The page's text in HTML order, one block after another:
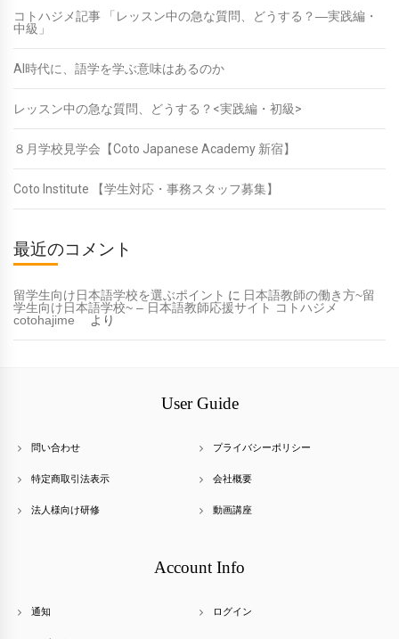
コトハジメ記事 「レッスン中の急な質問、どうする？―実践編・
中級」
AI時代に、語学を学ぶ意味はあるのか
レッスン中の急な質問、どうする？<実践編・初級>
８月学校見学会【Coto Japanese Academy 新宿】
Coto Institute 【学生対応・事務スタッフ募集】
最近のコメント
留学生向け日本語学校を選ぶポイント に 日本語教師の働き方~留
学生向け日本語学校~ – 日本語教師応援サイト コトハジメ
cotohajime
より
User Guide
問い合わせ プライバシーポリシー
特定商取引法表示 会社概要
法人様向け研修 動画講座
Account Info
通知 ログイン